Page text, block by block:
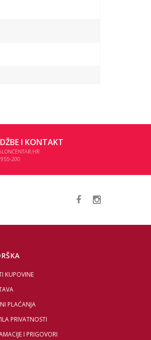
I KONTAKT
200
KUPOVINE
PLAĆANJA
PRIVATNOSTI
I PRIGOVORI